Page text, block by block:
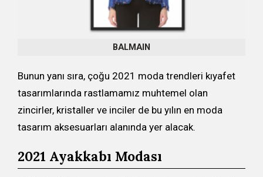
BALMAIN
Bunun yanı sıra, çoğu 2021 moda trendleri kıyafet
tasarımlarında rastlamamız muhtemel olan
zincirler, kristaller ve inciler de bu yılın en moda
tasarım aksesuarları alanında yer alacak.
2021 Ayakkabı Modası